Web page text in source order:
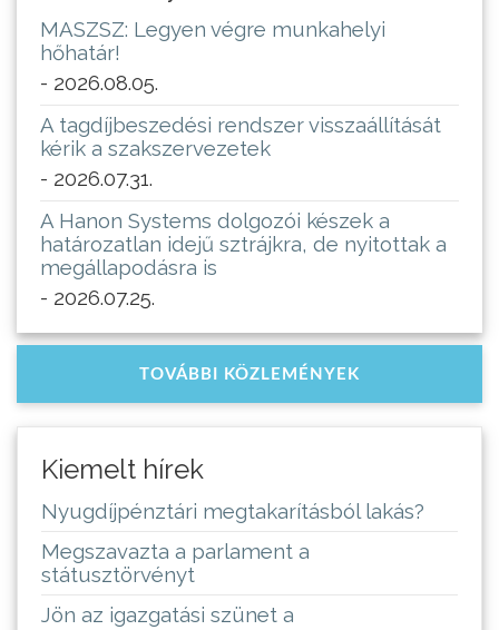
MASZSZ: Legyen végre munkahelyi
hőhatár!
- 2026.08.05.
A tagdíjbeszedési rendszer visszaállítását
kérik a szakszervezetek
- 2026.07.31.
A Hanon Systems dolgozói készek a
határozatlan idejű sztrájkra, de nyitottak a
megállapodásra is
- 2026.07.25.
TOVÁBBI KÖZLEMÉNYEK
Kiemelt hírek
Nyugdíjpénztári megtakarításból lakás?
Megszavazta a parlament a
státusztörvényt
Jön az igazgatási szünet a